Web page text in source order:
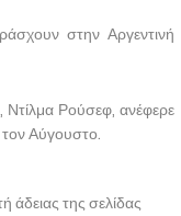
στην Αργεντινή
Ντίλμα Ρούσεφ, ανέφερε
Αύγουστο.
της σελίδας